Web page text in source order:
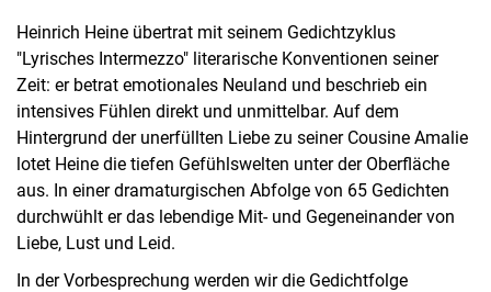
Heinrich Heine übertrat mit seinem Gedichtzyklus
"Lyrisches Intermezzo" literarische Konventionen seiner
Zeit: er betrat emotionales Neuland und beschrieb ein
intensives Fühlen direkt und unmittelbar. Auf dem
Hintergrund der unerfüllten Liebe zu seiner Cousine Amalie
lotet Heine die tiefen Gefühlswelten unter der Oberfläche
aus. In einer dramaturgischen Abfolge von 65 Gedichten
durchwühlt er das lebendige Mit- und Gegeneinander von
Liebe, Lust und Leid.
In der Vorbesprechung werden wir die Gedichtfolge